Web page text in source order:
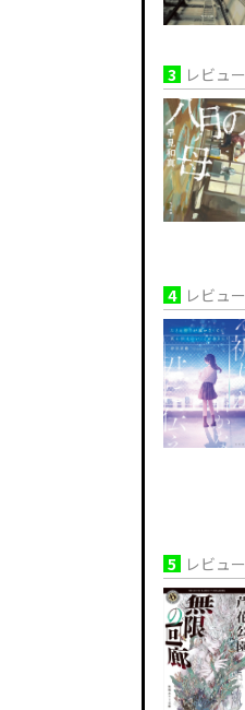
3 レビュー
4 レビュー
5 レビュー